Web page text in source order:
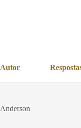
Autor
Anderson